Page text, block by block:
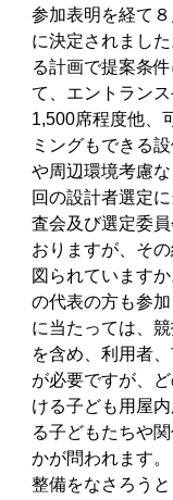
参加表明を経て
に決定されまし
る計画で提案条
て、エントラン
1,500席程度他、
ミングもできる
や周辺環境考慮
回の設計者選定
査会及び選定委
おりますが、そ
図られています
の代表の方も参
に当たっては、
を含め、利用者
が必要ですが、
ける子ども用屋
る子どもたちや
かが問われます
整備をなさろう